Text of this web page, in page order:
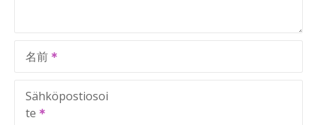
名前
Sähköpostiosoi
te